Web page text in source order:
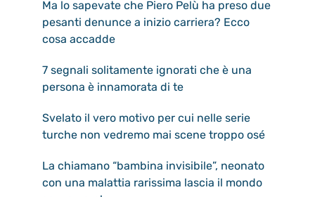
Ma lo sapevate che Piero Pelù ha preso due
pesanti denunce a inizio carriera? Ecco
cosa accadde
7 segnali solitamente ignorati che è una
persona è innamorata di te
Svelato il vero motivo per cui nelle serie
turche non vedremo mai scene troppo osé
La chiamano “bambina invisibile”, neonato
con una malattia rarissima lascia il mondo